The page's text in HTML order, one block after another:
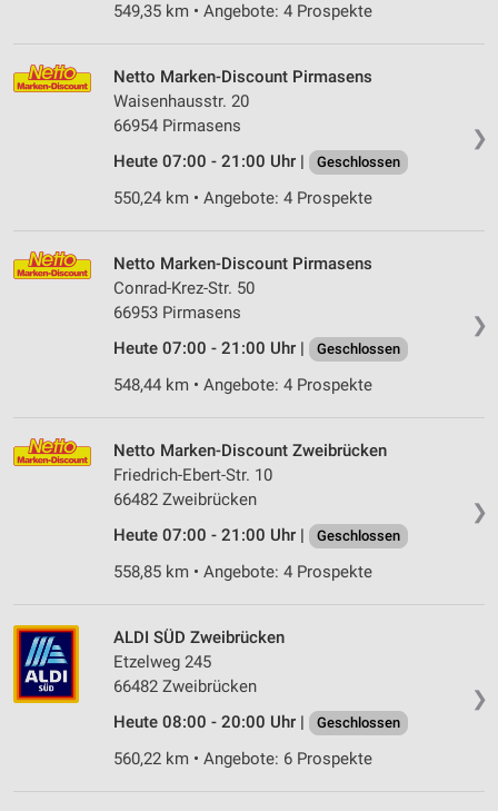
549,35 km • Angebote: 4 Prospekte
❯
Netto Marken-Discount Pirmasens
Waisenhausstr. 20
66954 Pirmasens
Heute 07:00 - 21:00 Uhr |
Geschlossen
550,24 km • Angebote: 4 Prospekte
❯
Netto Marken-Discount Pirmasens
Conrad-Krez-Str. 50
66953 Pirmasens
Heute 07:00 - 21:00 Uhr |
Geschlossen
548,44 km • Angebote: 4 Prospekte
❯
Netto Marken-Discount Zweibrücken
Friedrich-Ebert-Str. 10
66482 Zweibrücken
Heute 07:00 - 21:00 Uhr |
Geschlossen
558,85 km • Angebote: 4 Prospekte
❯
ALDI SÜD Zweibrücken
Etzelweg 245
66482 Zweibrücken
Heute 08:00 - 20:00 Uhr |
Geschlossen
560,22 km • Angebote: 6 Prospekte